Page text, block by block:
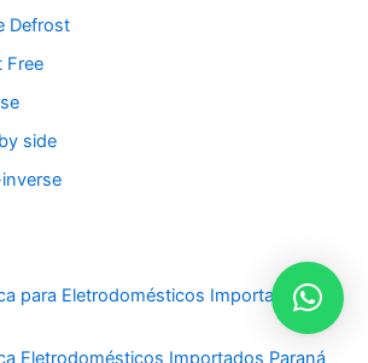
Defrost
Free
side
para Eletrodomésticos Importados em